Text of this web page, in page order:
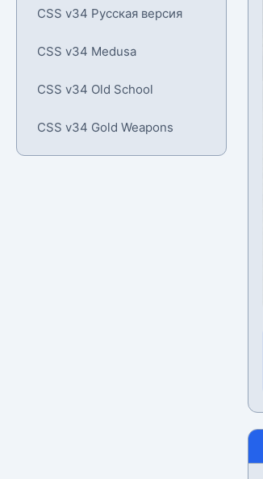
CSS v34 Русская версия
CSS v34 Medusa
CSS v34 Old School
CSS v34 Gold Weapons